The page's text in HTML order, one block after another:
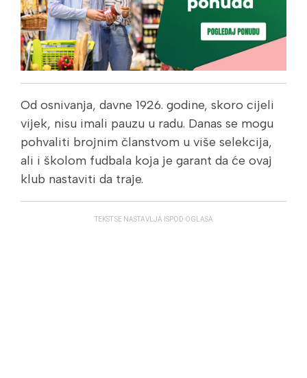
Od osnivanja, davne 1926. godine, skoro cijeli
vijek, nisu imali pauzu u radu. Danas se mogu
pohvaliti brojnim članstvom u više selekcija,
ali i školom fudbala koja je garant da će ovaj
klub nastaviti da traje.
TEKST SE NASTAVLJA ISPOD OGLASA